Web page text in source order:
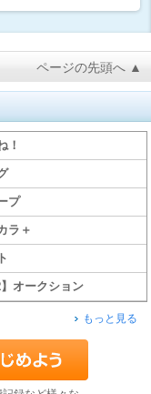
ページの先頭へ ▲
！
プ
ラ＋
】オークション
もっと見る